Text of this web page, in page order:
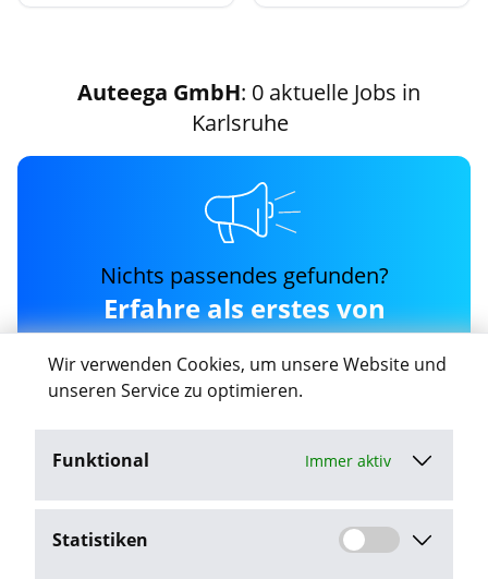
Wir verwenden Cookies, um unsere Website und
unseren Service zu optimieren.
Funktional Immer aktiv
Statistiken
Auteega GmbH: 0 aktuelle Jobs in
Karlsruhe
Nichts passendes gefunden?
Erfahre als erstes von
neuen auteega-gmbh
Jobs in Karlsruhe